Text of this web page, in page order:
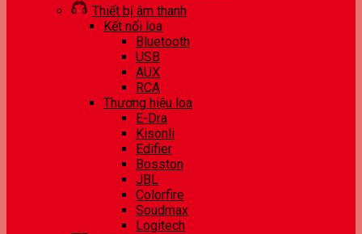
Thiết bị âm thanh
Kết nối loa
Bluetooth
USB
AUX
RCA
Thương hiệu loa
E-Dra
Kisonli
Edifier
Bosston
JBL
Colorfire
Soudmax
Logitech